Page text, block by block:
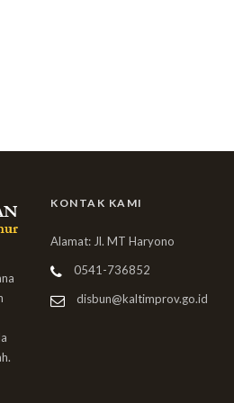
KONTAK KAMI
Alamat: Jl. MT Haryono
0541-736852
disbun@kaltimprov.go.id